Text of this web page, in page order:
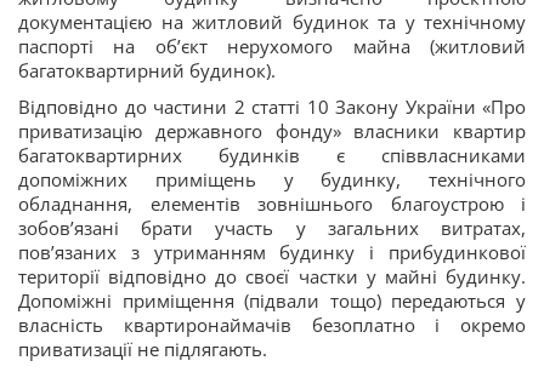
документацією на житловий будинок та у технічному
паспорті на об’єкт нерухомого майна (житловий
багатоквартирний будинок).
Відповідно до частини 2 статті 10 Закону України «Про
приватизацію державного фонду» власники квартир
багатоквартирних будинків є співвласниками
допоміжних приміщень у будинку, технічного
обладнання, елементів зовнішнього благоустрою і
зобов’язані брати участь у загальних витратах,
пов’язаних з утриманням будинку і прибудинкової
території відповідно до своєї частки у майні будинку.
Допоміжні приміщення (підвали тощо) передаються у
власність квартиронаймачів безоплатно і окремо
приватизації не підлягають.